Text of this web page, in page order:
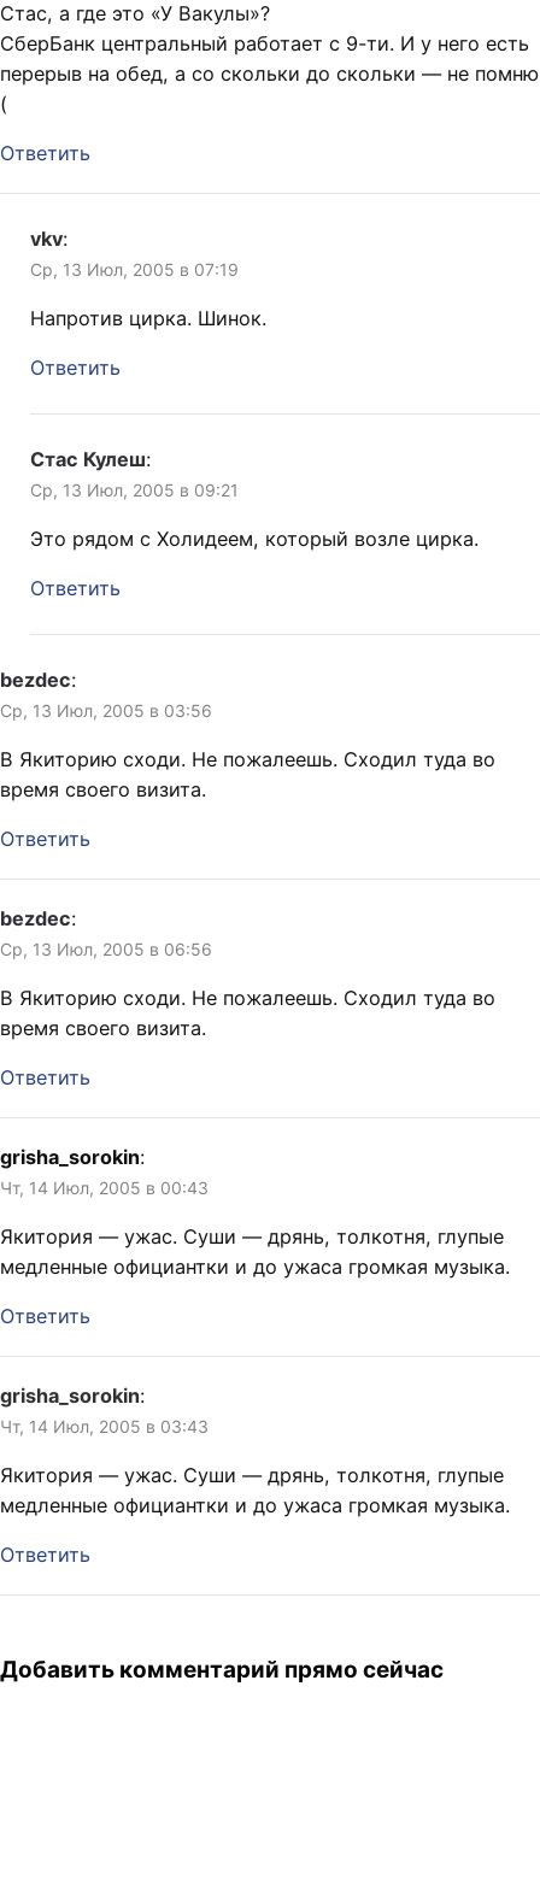
Стас, а где это «У Вакулы»?
СберБанк центральный работает с 9-ти. И у него есть
перерыв на обед, а со скольки до скольки — не помню
(
Ответить
vkv:
Ср, 13 Июл, 2005 в 07:19
Напротив цирка. Шинок.
Ответить
Стас Кулеш:
Ср, 13 Июл, 2005 в 09:21
Это рядом с Холидеем, который возле цирка.
Ответить
bezdec:
Ср, 13 Июл, 2005 в 03:56
В Якиторию сходи. Не пожалеешь. Сходил туда во
время своего визита.
Ответить
bezdec:
Ср, 13 Июл, 2005 в 06:56
В Якиторию сходи. Не пожалеешь. Сходил туда во
время своего визита.
Ответить
grisha_sorokin:
Чт, 14 Июл, 2005 в 00:43
Якитория — ужас. Суши — дрянь, толкотня, глупые
медленные официантки и до ужаса громкая музыка.
Ответить
grisha_sorokin:
Чт, 14 Июл, 2005 в 03:43
Якитория — ужас. Суши — дрянь, толкотня, глупые
медленные официантки и до ужаса громкая музыка.
Ответить
Добавить комментарий прямо сейчас